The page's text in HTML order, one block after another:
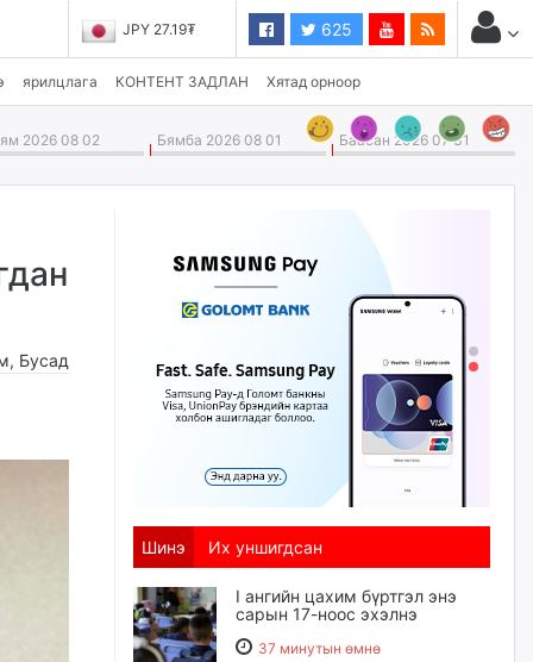
JPY 27.19₮ 625
ярилцлага КОНТЕНТ ЗАДЛАН Хятад орноор
2026 08 02 Бямба 2026 08 01 Баасан 2026 07 31
, Бусад
Шинэ Их уншигдсан
I ангийн цахим бүртгэл энэ
сарын 17-ноос эхэлнэ
37 минутын өмнө